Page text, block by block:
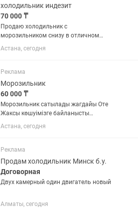
холодильник индезит
70 000 ₸
Продаю холодильник с
морозильником снизу в отличном
состоянии
Астана, сегодня
Реклама
Морозильник
60 000 ₸
Морозильник сатылады жагдайы Оте
Жаксы көшуімізге байланысты
размери улкен болгандыктан сатуга
койып отырмын. Озимиз пайдаланып
285 КХ
Астана, сегодня
Реклама
Продам холодильник Минск б.у.
Договорная
Двух камерный один двигатель новый
Алматы, сегодня